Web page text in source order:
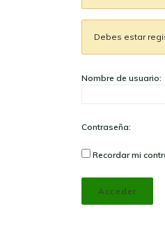
Debes estar
Nombre de usuario:
Contraseña:
Recordar mi
Acceder